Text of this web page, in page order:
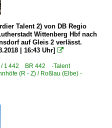
Talent 2) von DB Regio
Wittenberg Hbf nach
auf Gleis 2 verlässt.
| 16:43 Uhr] 
/ 1 442 BR 442 ·Talent
(R - Z) / Roßlau (Elbe) -